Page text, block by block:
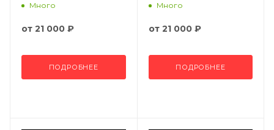
Много
от 21 000 ₽
ПОДРОБНЕЕ
Много
от 21 000 ₽
ПОДРОБНЕЕ